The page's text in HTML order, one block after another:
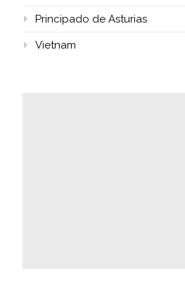
Principado de Asturias
Vietnam